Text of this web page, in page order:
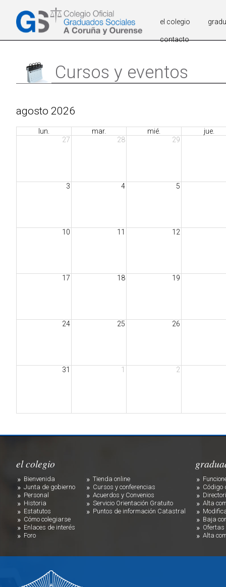
el colegio
contacto
Cursos y eventos
agosto 2026
lun. mar. mié.
jue.
27
28 29
3 4 5
10 11 12
17 18 19
24 25 26
31 1 2
el colegio
Bienvenida
Junta de gobierno
Personal
Historia
Estatutos
Cómo colegiarse
Enlaces de interés
Foro
Tienda online
Cursos y conferencias
Acuerdos y Convenios
Servicio Orientación Gratuito
Puntos de información Catastral
Código
Alta
Baja
Ofertas
Alta